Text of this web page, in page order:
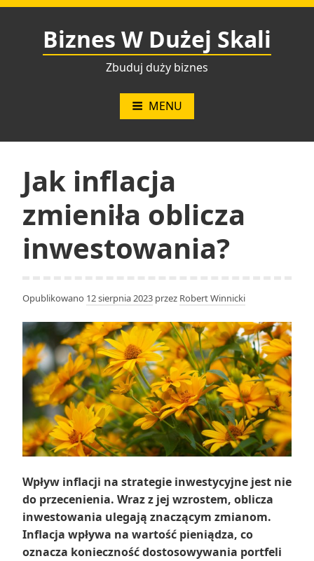
Przejdź
Biznes W Dużej Skali
Zbuduj duży biznes
MENU
Jak inflacja
zmieniła oblicza
inwestowania?
Opublikowano 12 sierpnia 2023 przez Robert Winnicki
Wpływ inflacji na strategie inwestycyjne jest nie
do przecenienia. Wraz z jej wzrostem, oblicza
inwestowania ulegają znaczącym zmianom.
Inflacja wpływa na wartość pieniądza, co
oznacza konieczność dostosowywania portfeli